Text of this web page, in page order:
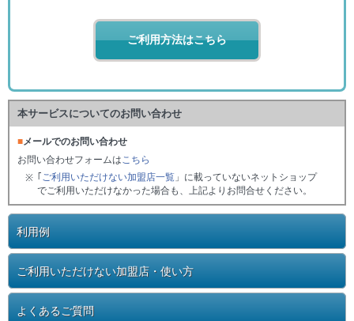
ご利用方法はこちら
本サービスについてのお問い合わせ
■ メールでのお問い合わせ
お問い合わせフォームは こちら
※ ｢ ご利用いただけない加盟店一覧 」に載っていないネットショップ
でご利用いただけなかった場合も、上記よりお問合せください。
利用例
ご利用いただけない加盟店・使い方
よくあるご質問